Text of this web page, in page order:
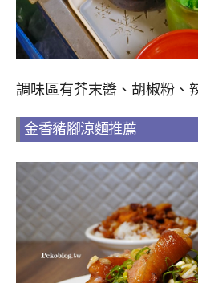
調味區有芥末醬、胡椒粉、
金香豬腳涼麵推薦